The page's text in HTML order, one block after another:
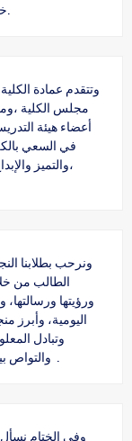
وتتقدم عمادة
مجلس الكلية
أعضاء هيئة
في السعي
،والتميز
ونرحب بطلابنا
الطالب من
ورؤيتها
اليومية، وأبرز
وتبادل
وفي الختام نسأل